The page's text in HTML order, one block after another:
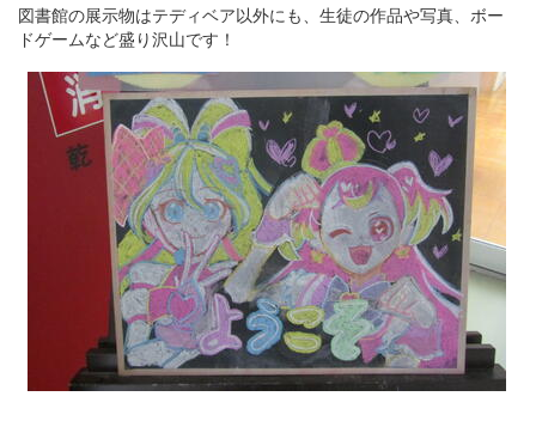
図書館の展示物はテディベア以外にも、生徒の作品や写真、ボー
ドゲームなど盛り沢山です！